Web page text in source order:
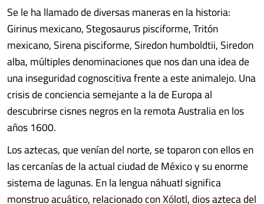
Se le ha llamado de diversas maneras en la historia:
Girinus mexicano, Stegosaurus pisciforme, Tritón
mexicano, Sirena pisciforme, Siredon humboldtii, Siredon
alba, múltiples denominaciones que nos dan una idea de
una inseguridad cognoscitiva frente a este animalejo. Una
crisis de conciencia semejante a la de Europa al
descubrirse cisnes negros en la remota Australia en los
años 1600.
Los aztecas, que venían del norte, se toparon con ellos en
las cercanías de la actual ciudad de México y su enorme
sistema de lagunas. En la lengua náhuatl significa
monstruo acuático, relacionado con Xólotl, dios azteca del